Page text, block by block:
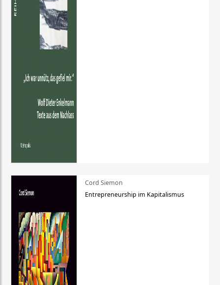
Cord Siemon
Entrepreneurship im Kapitalismus